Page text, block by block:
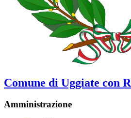
Comune di Uggiate con
Amministrazione